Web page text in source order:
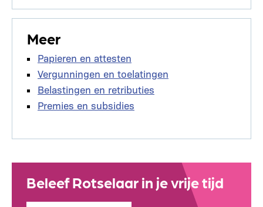
Meer
Papieren en attesten
Vergunningen en toelatingen
Belastingen en retributies
Premies en subsidies
Beleef Rotselaar in je vrije tijd